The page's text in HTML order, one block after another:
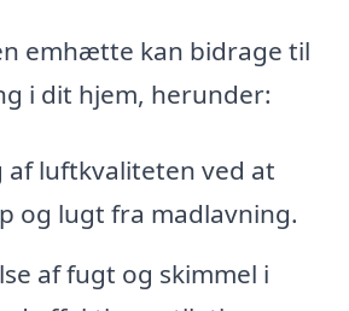
emhætte kan bidrage til
i dit hjem, herunder:
af luftkvaliteten ved at
og lugt fra madlavning.
af fugt og skimmel i